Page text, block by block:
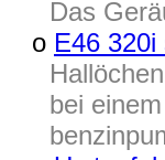
Das
o E46
bei